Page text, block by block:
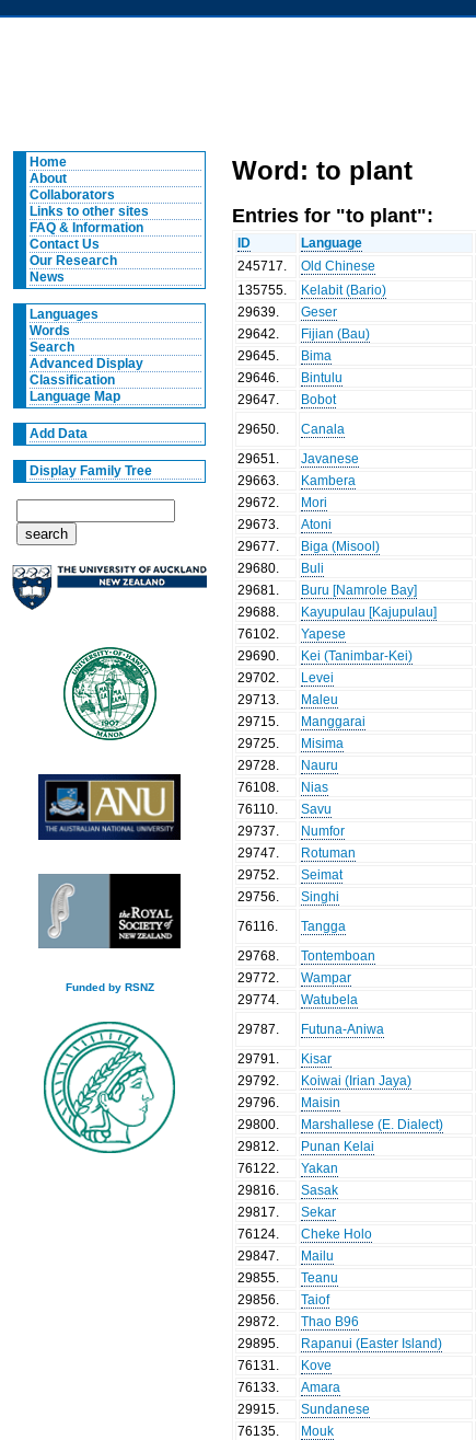
Home
About
Collaborators
Links to other sites
FAQ & Information
Contact Us
Our Research
News
Languages
Words
Search
Advanced Display
Classification
Language Map
Add Data
Display Family Tree
Funded by RSNZ
Word: to plant
Entries for "to plant":
ID Language
245717
Old Chinese
135755
Kelabit (Bario)
29639
Geser
29642
Fijian (Bau)
29645
Bima
29646
Bintulu
29647
Bobot
29650
Canala
29651
Javanese
29663
Kambera
29672
Mori
29673
Atoni
29677
Biga (Misool)
29680
Buli
29681
Buru [Namrole Bay]
29688
Kayupulau [Kajupulau]
76102
Yapese
29690
Kei (Tanimbar-Kei)
29702
Levei
29713
Maleu
29715
Manggarai
29725
Misima
29728
Nauru
76108
Nias
76110
Savu
29737
Numfor
29747
Rotuman
29752
Seimat
29756
Singhi
76116
Tangga
29768
Tontemboan
29772
Wampar
29774
Watubela
29787
Futuna-Aniwa
29791
Kisar
29792
Koiwai (Irian Jaya)
29796
Maisin
29800
Marshallese (E. Dialect)
29812
Punan Kelai
76122
Yakan
29816
Sasak
29817
Sekar
76124
Cheke Holo
29847
Mailu
29855
Teanu
29856
Taiof
29872
Thao B96
29895
Rapanui (Easter Island)
76131
Kove
76133
Amara
29915
Sundanese
76135
Mouk